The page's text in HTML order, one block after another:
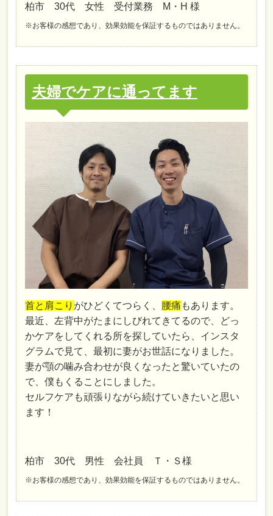
柏市 30代 女性 受付業務 M・H 様
※お客様の感想であり、効果効能を保証するものではありません。
夫婦でケアに通ってます
首と肩こり がひどくてつらく、 腰痛 もあります。
最近、左背中がたまにしびれてきてるので、どっ
かケアをしてくれる所を探していたら、インスタ
グラムで見て、最初に妻がお世話になりました。
妻が顎の噛み合わせが良くなったと驚いていたの
で、僕もくることにしました。
セルフケアも頑張りながら続けていきたいと思い
ます！
柏市 30代 男性 会社員 Ｔ・Ｓ様
※お客様の感想であり、効果効能を保証するものではありません。